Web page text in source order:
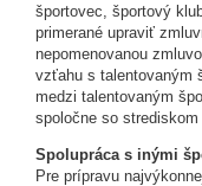
športovec, športový
primerané upraviť
nepomenovanou
vzťahu s talentovaným
medzi talentovaným
spoločne so
Spolupráca s inými
Pre prípravu